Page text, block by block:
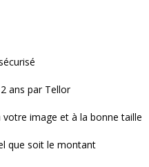
ans par Tellor
votre image et à la bonne taille
que soit le montant